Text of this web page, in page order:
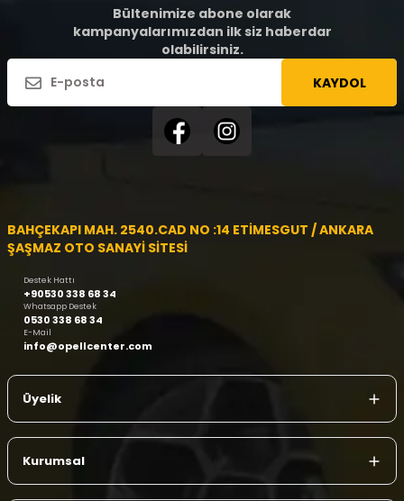
Bültenimize abone olarak
kampanyalarımızdan ilk siz haberdar
olabilirsiniz.
KAYDOL
BAHÇEKAPI MAH. 2540.CAD NO :14 ETİMESGUT / ANKARA
ŞAŞMAZ OTO SANAYİ SİTESİ
Destek Hattı
+90530 338 68 34
Whatsapp Destek
0530 338 68 34
E-Mail
info@opellcenter.com
Üyelik
Kurumsal